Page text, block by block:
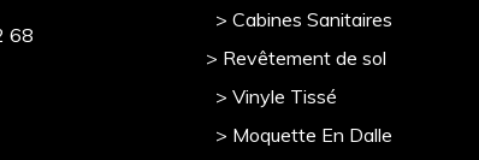
68
> Cabines Sanitaires
> Revêtement de sol
> Vinyle Tissé
> Moquette En Dalle